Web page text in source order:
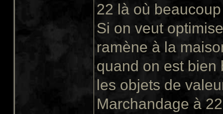
22 là où
Si on veut
ramène à la
quand on est bien
les objets de
Marchandage à